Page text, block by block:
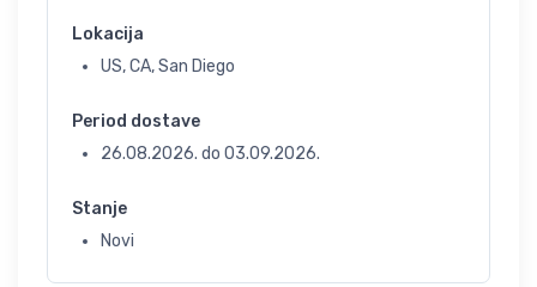
Lokacija
US, CA, San Diego
Period dostave
26.08.2026. do 03.09.2026.
Stanje
Novi